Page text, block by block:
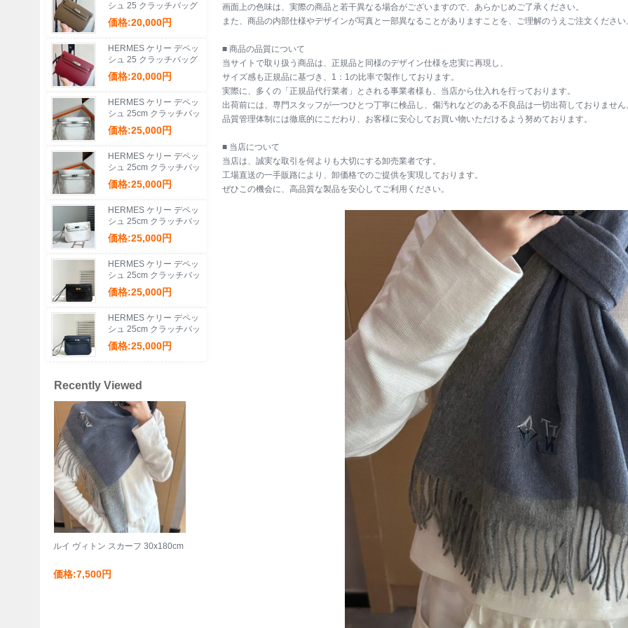
画面上の色味は、実際の商品と若干異なる場合がございますので、あらかじめご了承ください。
また、商品の内部仕様やデザインが写真と一部異なることがありますことを、ご理解のうえご注文ください
■ 商品の品質について
当サイトで取り扱う商品は、正規品と同様のデザイン仕様を忠実に再現し、
サイズ感も正規品に基づき、1：1の比率で製作しております。
実際に、多くの「正規品代行業者」とされる事業者様も、当店から仕入れを行っております。
出荷前には、専門スタッフが一つひとつ丁寧に検品し、傷汚れなどのある不良品は一切出荷しておりません
品質管理体制には徹底的にこだわり、お客様に安心してお買い物いただけるよう努めております。
■ 当店について
当店は、誠実な取引を何よりも大切にする卸売業者です。
工場直送の一手販路により、卸価格でのご提供を実現しております。
ぜひこの機会に、高品質な製品を安心してご利用ください。
シュ 25 クラッチバッグ
エプソム革 ショルダース
トラップ付き サイズ:
価格:20,000円
HERMES ケリー デペッ
シュ 25 クラッチバッグ
エプソム革 ショルダース
トラップ付き サイズ:
価格:20,000円
HERMES ケリー デペッ
シュ 25cm クラッチバッ
グ マットワニ腹皮 ヒマ
ラヤホワイト サイズ:
価格:25,000円
HERMES ケリー デペッ
シュ 25cm クラッチバッ
グ マットワニ腹皮 ヒマ
ラヤホワイト サイズ:
価格:25,000円
HERMES ケリー デペッ
シュ 25cm クラッチバッ
グ マットワニ腹皮 ヒマ
ラヤホワイト サイズ:
価格:25,000円
HERMES ケリー デペッ
シュ 25cm クラッチバッ
グ マットワニ腹皮 ブラ
ック ゴールド金具 サイ
価格:25,000円
HERMES ケリー デペッ
シュ 25cm クラッチバッ
グ マットワニ皮 デニム
ブルー サイズ:
価格:25,000円
Recently Viewed
ルイ ヴィトン スカーフ 30x180cm
価格:7,500円